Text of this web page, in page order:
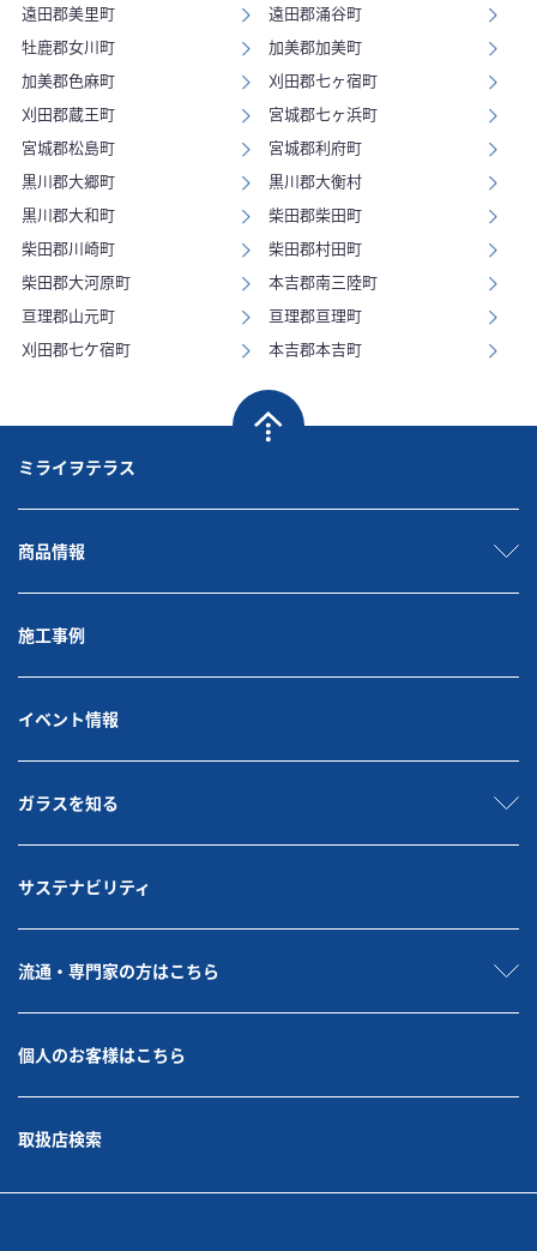
遠田郡美里町
遠田郡涌谷町
牡鹿郡女川町
加美郡加美町
加美郡色麻町
刈田郡七ヶ宿町
刈田郡蔵王町
宮城郡七ヶ浜町
宮城郡松島町
宮城郡利府町
黒川郡大郷町
黒川郡大衡村
黒川郡大和町
柴田郡柴田町
柴田郡川崎町
柴田郡村田町
柴田郡大河原町
本吉郡南三陸町
亘理郡山元町
亘理郡亘理町
刈田郡七ケ宿町
本吉郡本吉町
ミライヲテラス
商品情報
施工事例
イベント情報
ガラスを知る
サステナビリティ
流通・専門家の方はこちら
個人のお客様はこちら
取扱店検索